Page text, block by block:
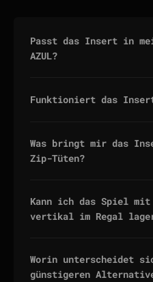
Passt das Insert in
AZUL?
Funktioniert das
Was bringt mir das
Zip-Tüten?
Kann ich das Spiel
vertikal im Regal
Worin unterscheidet
günstigeren